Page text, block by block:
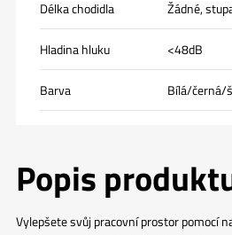
Délka chodidla Žádné,
Hladina hluku <48dB
Barva Bílá/černá/
Popis
Vylepšete svůj pracovní prostor pomocí